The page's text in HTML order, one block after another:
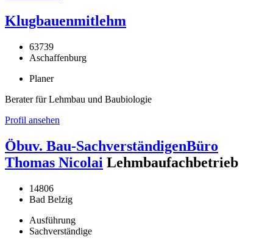
Klugbauenmitlehm
63739
Aschaffenburg
Planer
Berater für Lehmbau und Baubiologie
Profil ansehen
Öbuv. Bau-SachverständigenBüro
Thomas Nicolai Lehmbaufachbetrieb
14806
Bad Belzig
Ausführung
Sachverständige